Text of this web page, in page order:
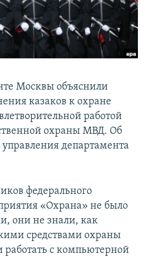
Москвы объяснили
казаков к охране
работой
охраны МВД. Об
департамента
федерального
«Охрана» не было
они не знали, как
средствами охраны
работать с компьютерной